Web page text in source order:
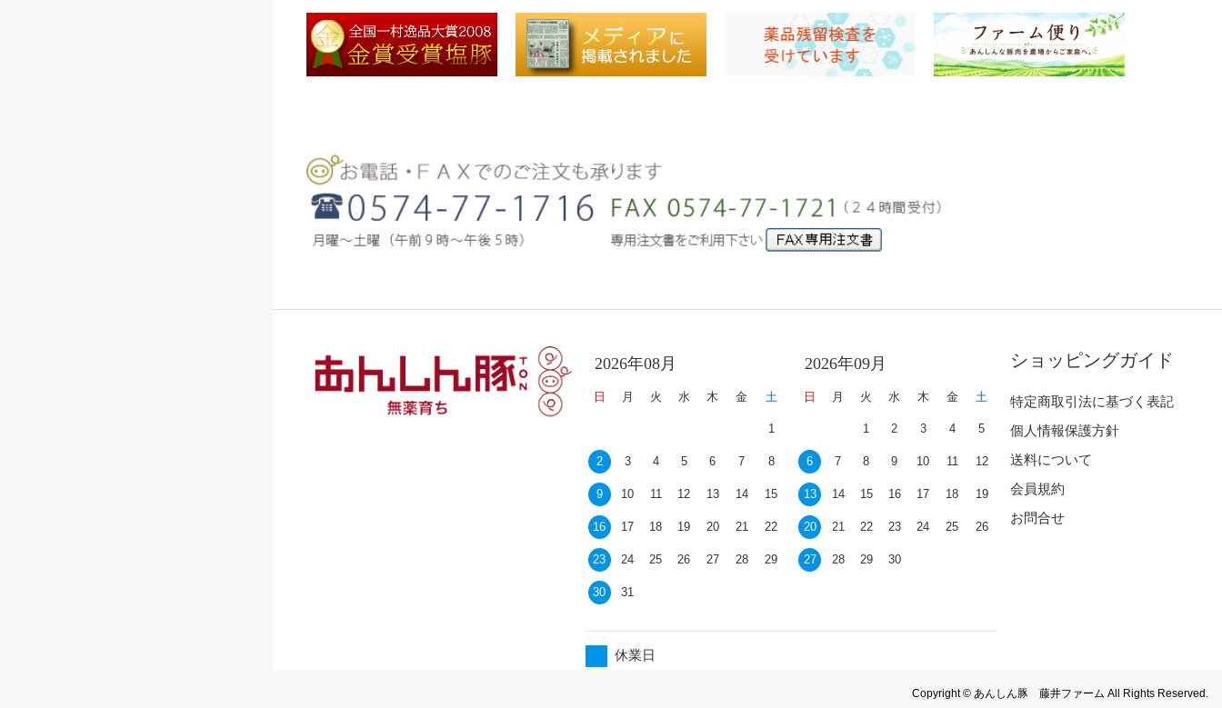
2026年08月
日 月 火 水 木 金 土
1
2 3 4 5 6 7 8
9 10 11 12 13 14 15
16 17 18 19 20 21 22
23 24 25 26 27 28 29
30 31
2026年09月
日 月 火 水 木 金 土
1 2 3 4 5
6 7 8 9 10 11 12
13 14 15 16 17 18 19
20 21 22 23 24 25 26
27 28 29 30
休業日
ショッピングガイド
特定商取引法に基づく表記
個人情報保護方針
送料について
会員規約
お問合せ
Copyright © あんしん豚 藤井ファーム All Rights Reserved.